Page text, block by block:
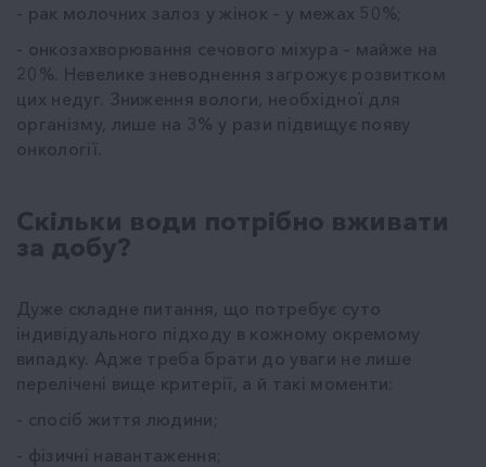
- рак молочних залоз у жінок – у межах 50%;
- онкозахворювання сечового міхура – майже на
20%. Невелике зневоднення загрожує розвитком
цих недуг. Зниження вологи, необхідної для
організму, лише на 3% у рази підвищує появу
онкології.
Скільки води потрібно вживати
за добу?
Дуже складне питання, що потребує суто
індивідуального підходу в кожному окремому
випадку. Адже треба брати до уваги не лише
перелічені вище критерії, а й такі моменти:
- спосіб життя людини;
- фізичні навантаження;